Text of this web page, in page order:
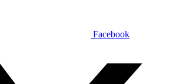
Facebook